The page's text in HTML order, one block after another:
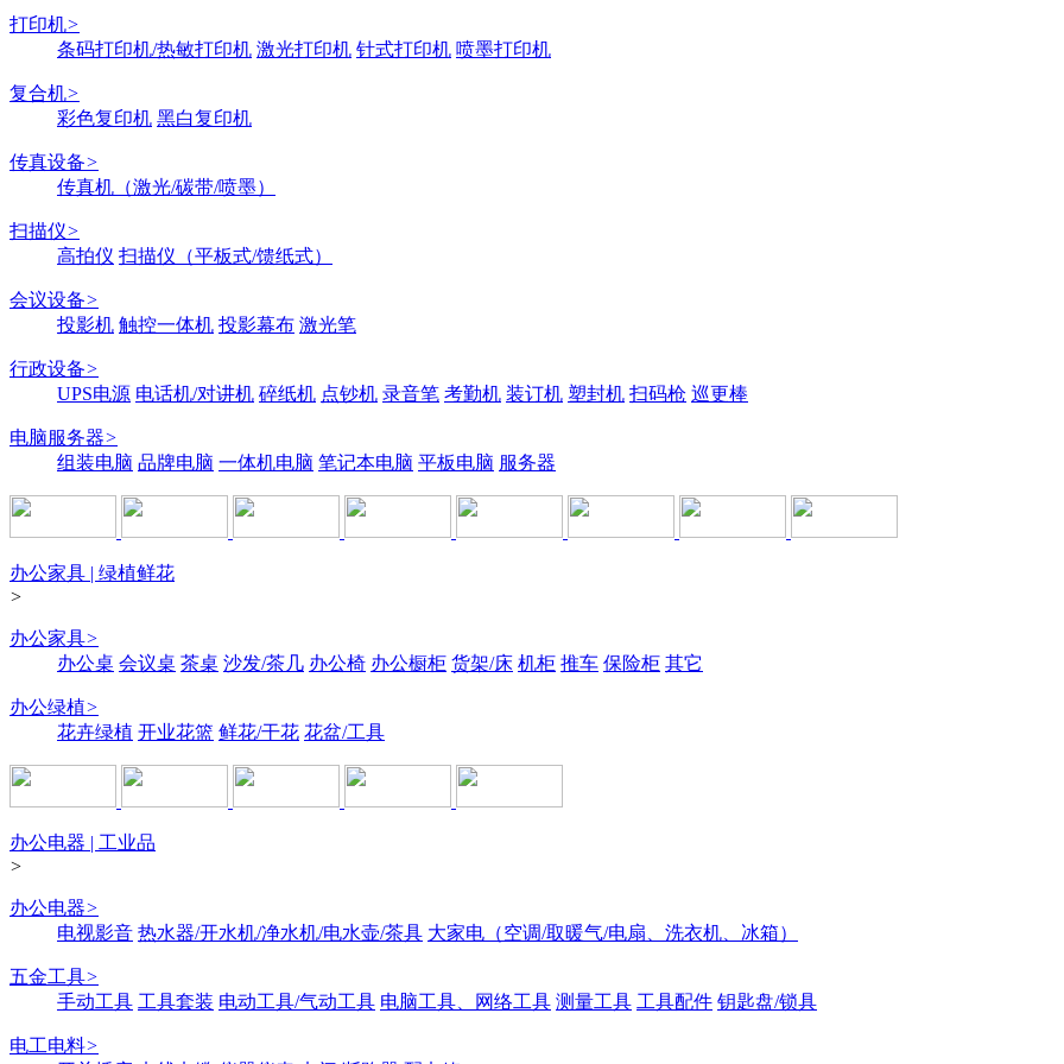
打印机>
条码打印机/热敏打印机 激光打印机 针式打印机 喷墨打印机
复合机>
彩色复印机 黑白复印机
传真设备>
传真机（激光/碳带/喷墨）
扫描仪>
高拍仪 扫描仪（平板式/馈纸式）
会议设备>
投影机 触控一体机 投影幕布 激光笔
行政设备>
UPS电源 电话机/对讲机 碎纸机 点钞机 录音笔 考勤机 装订机 塑封机 扫码枪 巡更棒
电脑服务器>
组装电脑 品牌电脑 一体机电脑 笔记本电脑 平板电脑 服务器
办公家具 | 绿植鲜花
>
办公家具>
办公桌 会议桌 茶桌 沙发/茶几 办公椅 办公橱柜 货架/床 机柜 推车 保险柜 其它
办公绿植>
花卉绿植 开业花篮 鲜花/干花 花盆/工具
办公电器 | 工业品
>
办公电器>
电视影音 热水器/开水机/净水机/电水壶/茶具 大家电（空调/取暖气/电扇、洗衣机、冰箱）
五金工具>
手动工具 工具套装 电动工具/气动工具 电脑工具、网络工具 测量工具 工具配件 钥匙盘/锁具
电工电料>